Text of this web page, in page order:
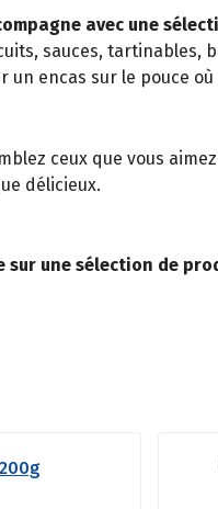
avec une
sauces, tartinables,
un encas sur le pouce où
ceux que vous
délicieux.
sur une sélection de